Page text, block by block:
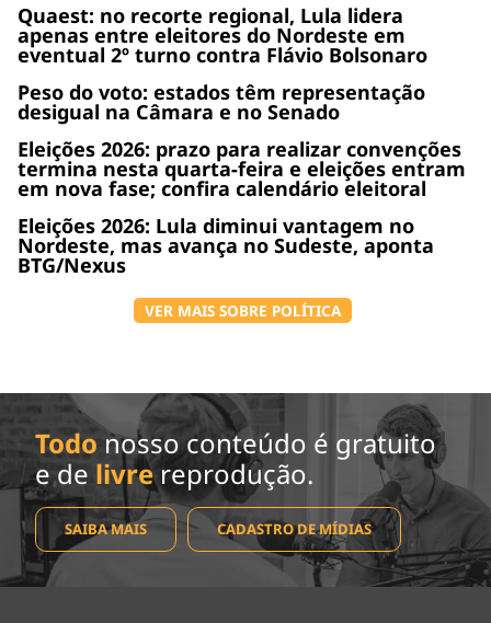
Quaest: no recorte regional, Lula lidera
apenas entre eleitores do Nordeste em
eventual 2º turno contra Flávio Bolsonaro
Peso do voto: estados têm representação
desigual na Câmara e no Senado
Eleições 2026: prazo para realizar convenções
termina nesta quarta-feira e eleições entram
em nova fase; confira calendário eleitoral
Eleições 2026: Lula diminui vantagem no
Nordeste, mas avança no Sudeste, aponta
BTG/Nexus
VER MAIS SOBRE POLÍTICA
Todo nosso conteúdo é gratuito
e de livrereprodução.
SAIBA MAIS CADASTRO DE MÍDIAS